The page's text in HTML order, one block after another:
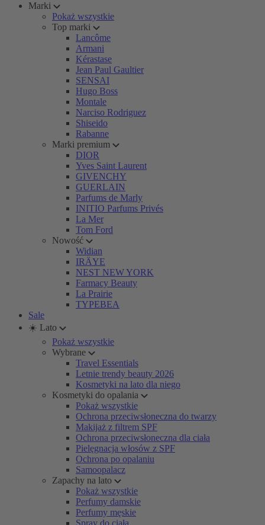
Marki
Pokaż wszystkie
Top marki
Lancôme
Armani
Kérastase
Jean Paul Gaultier
SENSAI
Hugo Boss
Montale
Narciso Rodriguez
Shiseido
Rabanne
Marki premium
DIOR
Yves Saint Laurent
GIVENCHY
GUERLAIN
Parfums de Marly
INITIO Parfums Privés
La Mer
Tom Ford
Nowość
Widian
IRÄYE
NEST NEW YORK
Farmacy Beauty
La Prairie
TYPEBEA
Sale
☀️ Lato
Pokaż wszystkie
Wybrane
Travel Essentials
Letnie trendy beauty 2026
Kosmetyki na lato dla niego
Kosmetyki do opalania
Pokaż wszystkie
Ochrona przeciwsłoneczna do twarzy
Makijaż z filtrem SPF
Ochrona przeciwsłoneczna dla ciała
Pielęgnacja włosów z SPF
Ochrona po opalaniu
Samoopalacz
Zapachy na lato
Pokaż wszystkie
Perfumy damskie
Perfumy męskie
Spray do ciała